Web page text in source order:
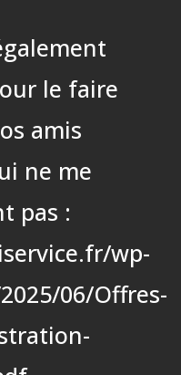
le faire
amis
ne me
pas :
wp-
06/Offres-